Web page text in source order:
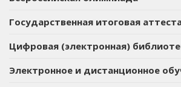
Государственная итоговая
Цифровая (электронная)
Электронное и дистанционное